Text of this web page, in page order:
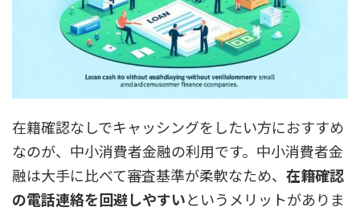
在籍確認なしでキャッシングをしたい方におすすめ
なのが、中小消費者金融の利用です。中小消費者金
融は大手に比べて審査基準が柔軟なため、 在籍確認
の電話連絡を回避しやすいというメリットがありま